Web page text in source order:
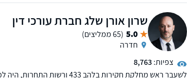
שרון אורן שלג חברת עורכי דין
5.0 (65 ממליצים)
חדרה
צפיות:8,763